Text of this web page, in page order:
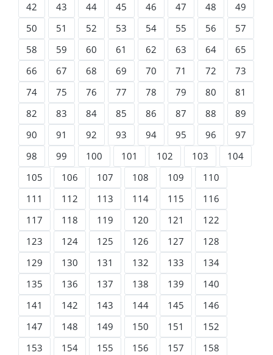
42
43 44 45 46 47 48
49
50
51 52 53 54 55 56
57
58
59 60 61 62 63 64
65
66
67 68 69 70 71 72
73
74
75 76 77 78 79 80
81
82
83 84 85 86 87 88
89
90
91 92 93 94 95 96
97
98
99 100 101 102 103
104
105
106 107 108 109
110
111
112 113 114 115
116
117
118 119 120 121
122
123
124 125 126 127
128
129
130 131 132 133
134
135
136 137 138 139
140
141
142 143 144 145
146
147
148 149 150 151
152
153
154 155 156 157
158